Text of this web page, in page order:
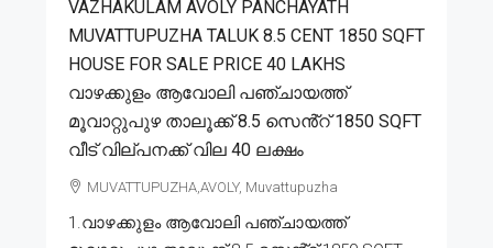
VAZHAKULAM AVOLY PANCHAYATH
MUVATTUPUZHA TALUK 8.5 CENT 1850 SQFT
HOUSE FOR SALE PRICE 40 LAKHS
വാഴക്കുളം ആവോലി പഞ്ചായത്ത്
മൂവാറ്റുപുഴ താലൂക്ക് 8.5 സെൻ്റ് 1850 SQFT
വീട് വില്പനക്ക് വില 40 ലക്ഷം
MUVATTUPUZHA,AVOLY, Muvattupuzha
1.വാഴക്കുളം ആവോലി പഞ്ചായത്ത്